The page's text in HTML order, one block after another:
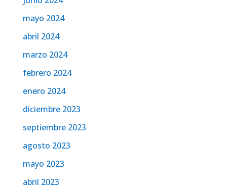
mayo 2024
abril 2024
marzo 2024
febrero 2024
enero 2024
diciembre 2023
septiembre 2023
agosto 2023
mayo 2023
abril 2023